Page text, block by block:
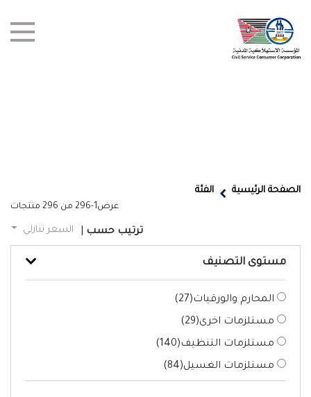
الفروع
الصفحة الرئيسية الفئة
عرض1-296 من 296 منتجات
ترتيب حسب السعر تنازلي
مستوى التصنيف
المحارم والورقيات(27
)
مستلزمات اخرى(29
)
مستلزمات التنظيف(140
)
مستلزمات الغسيل(84
)